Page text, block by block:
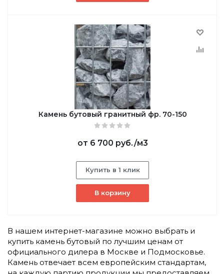
Камень бутовый гранитный фр. 70-150
от 6 700 руб./м3
Купить в 1 клик
В корзину
В нашем интернет-магазине можно выбрать и
купить камень бутовый по лучшим ценам от
официального дилера в Москве и Подмосковье.
Камень отвечает всем европейским стандартам,